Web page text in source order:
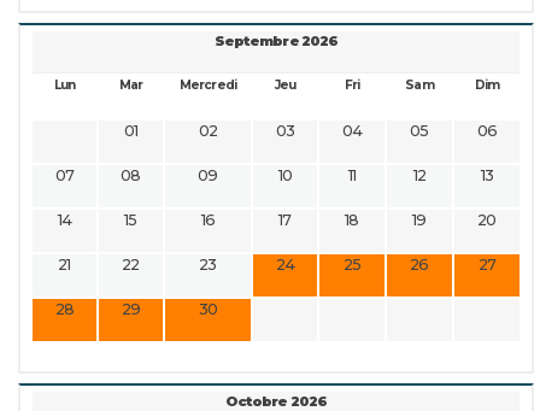
Septembre 2026
Lun Mar Mercredi Jeu Fri Sam Dim
01 02 03 04 05 06
07 08 09 10 11 12 13
14 15 16 17 18 19 20
21 22 23 24 25 26 27
28 29 30
Octobre 2026